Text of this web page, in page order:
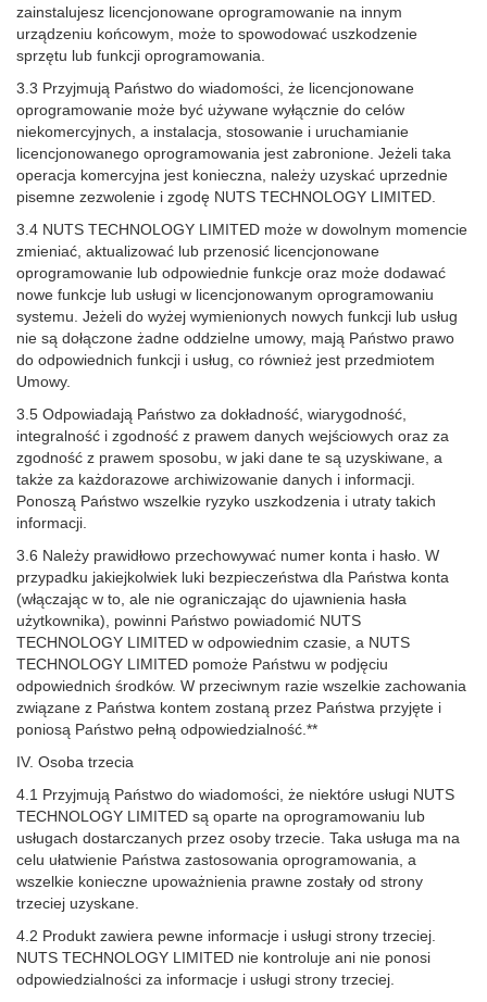
zainstalujesz licencjonowane oprogramowanie na innym
urządzeniu końcowym, może to spowodować uszkodzenie
sprzętu lub funkcji oprogramowania.
3.3 Przyjmują Państwo do wiadomości, że licencjonowane
oprogramowanie może być używane wyłącznie do celów
niekomercyjnych, a instalacja, stosowanie i uruchamianie
licencjonowanego oprogramowania jest zabronione. Jeżeli taka
operacja komercyjna jest konieczna, należy uzyskać uprzednie
pisemne zezwolenie i zgodę NUTS TECHNOLOGY LIMITED.
3.4 NUTS TECHNOLOGY LIMITED może w dowolnym momencie
zmieniać, aktualizować lub przenosić licencjonowane
oprogramowanie lub odpowiednie funkcje oraz może dodawać
nowe funkcje lub usługi w licencjonowanym oprogramowaniu
systemu. Jeżeli do wyżej wymienionych nowych funkcji lub usług
nie są dołączone żadne oddzielne umowy, mają Państwo prawo
do odpowiednich funkcji i usług, co również jest przedmiotem
Umowy.
3.5 Odpowiadają Państwo za dokładność, wiarygodność,
integralność i zgodność z prawem danych wejściowych oraz za
zgodność z prawem sposobu, w jaki dane te są uzyskiwane, a
także za każdorazowe archiwizowanie danych i informacji.
Ponoszą Państwo wszelkie ryzyko uszkodzenia i utraty takich
informacji.
3.6 Należy prawidłowo przechowywać numer konta i hasło. W
przypadku jakiejkolwiek luki bezpieczeństwa dla Państwa konta
(włączając w to, ale nie ograniczając do ujawnienia hasła
użytkownika), powinni Państwo powiadomić NUTS
TECHNOLOGY LIMITED w odpowiednim czasie, a NUTS
TECHNOLOGY LIMITED pomoże Państwu w podjęciu
odpowiednich środków. W przeciwnym razie wszelkie zachowania
związane z Państwa kontem zostaną przez Państwa przyjęte i
poniosą Państwo pełną odpowiedzialność.**
IV. Osoba trzecia
4.1 Przyjmują Państwo do wiadomości, że niektóre usługi NUTS
TECHNOLOGY LIMITED są oparte na oprogramowaniu lub
usługach dostarczanych przez osoby trzecie. Taka usługa ma na
celu ułatwienie Państwa zastosowania oprogramowania, a
wszelkie konieczne upoważnienia prawne zostały od strony
trzeciej uzyskane.
4.2 Produkt zawiera pewne informacje i usługi strony trzeciej.
NUTS TECHNOLOGY LIMITED nie kontroluje ani nie ponosi
odpowiedzialności za informacje i usługi strony trzeciej.